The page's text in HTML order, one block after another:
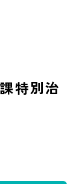
特別治